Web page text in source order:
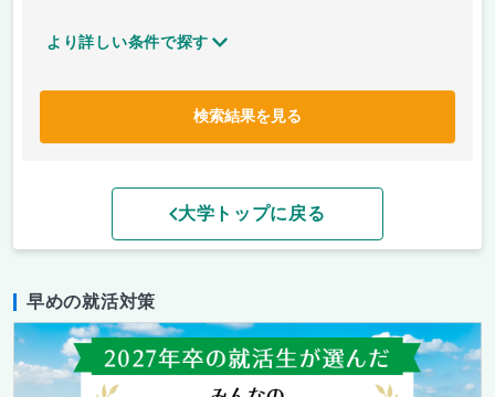
より詳しい条件で探す
検索結果を見る
大学トップに戻る
早めの就活対策